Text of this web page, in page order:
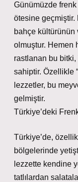
Günümüzde
ötesine geçmiştir.
bahçe kültürünün
olmuştur. Hemen
rastlanan bu
sahiptir. Özellikle
lezzetler, bu
gelmiştir.
Türkiye’deki
Türkiye’de,
bölgelerinde
lezzette kendine
tatlılardan